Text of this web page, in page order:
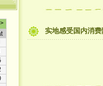
实地感受国内消费